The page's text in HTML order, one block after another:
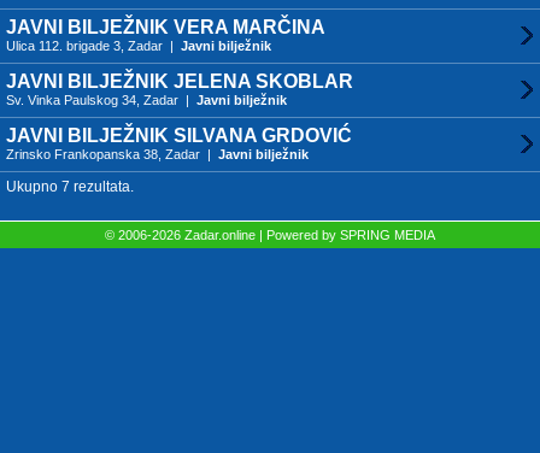
JAVNI BILJEŽNIK VERA MARČINA
Ulica 112. brigade 3, Zadar | Javni bilježnik
JAVNI BILJEŽNIK JELENA SKOBLAR
Sv. Vinka Paulskog 34, Zadar | Javni bilježnik
JAVNI BILJEŽNIK SILVANA GRDOVIĆ
Zrinsko Frankopanska 38, Zadar | Javni bilježnik
Ukupno 7 rezultata.
© 2006-2026 Zadar.online | Powered by SPRING MEDIA